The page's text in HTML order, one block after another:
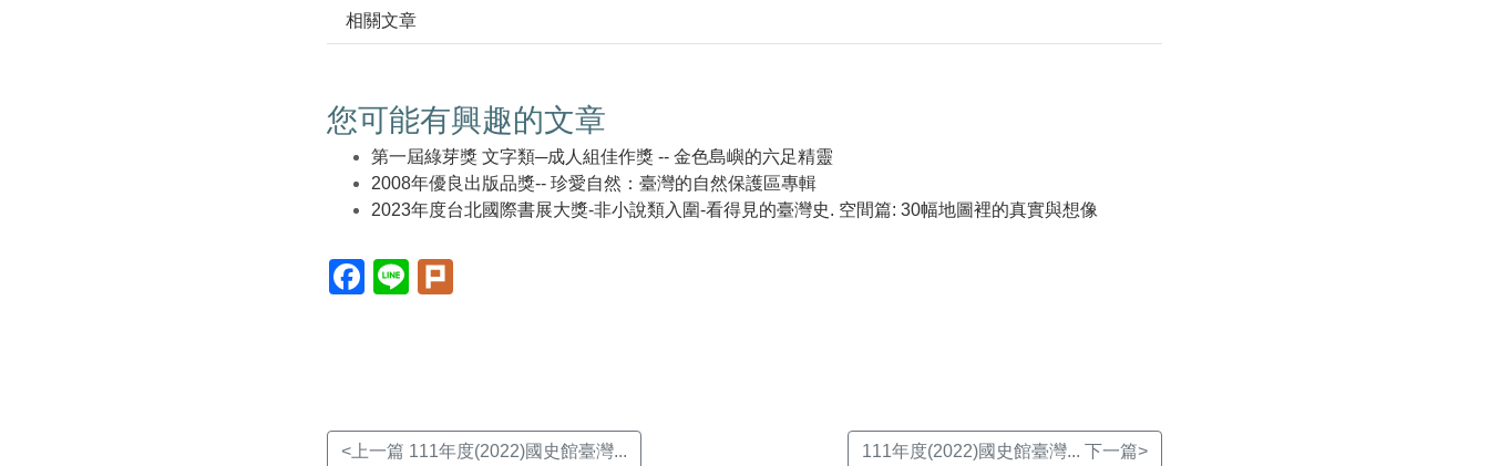
相關文章
您可能有興趣的文章
第一屆綠芽獎 文字類─成人組佳作獎 -- 金色島嶼的六足精靈
2008年優良出版品獎-- 珍愛自然：臺灣的自然保護區專輯
2023年度台北國際書展大獎-非小說類入圍-看得見的臺灣史. 空間篇: 30幅地圖裡的真實與想像
Facebook(另
開
Line(另
開
<上一篇 111年度(2022)國史館臺灣... 111年度(2022)國史館臺灣... 下一篇>